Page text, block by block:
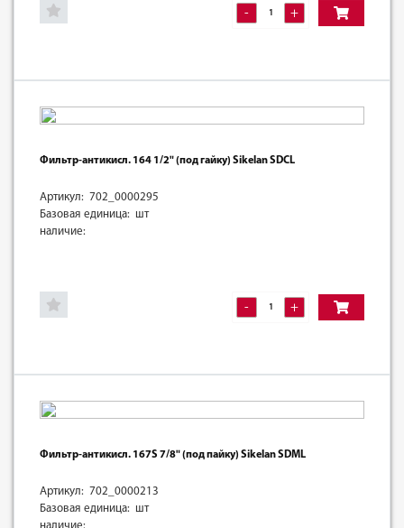
- +
Фильтр-антикисл. 164 1/2" (под гайку) Sikelan SDCL
Артикул: 702_0000295
Базовая единица: шт
наличие:
- +
Фильтр-антикисл. 167S 7/8" (под пайку) Sikelan SDML
Артикул: 702_0000213
Базовая единица: шт
наличие: